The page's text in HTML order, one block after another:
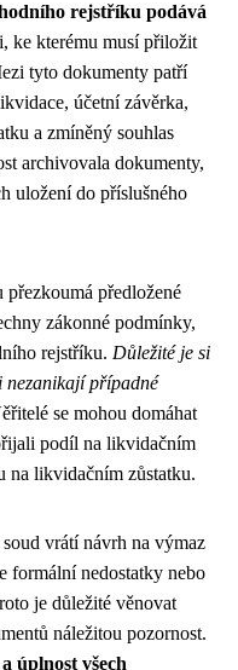
rejstříku podává
ke kterému musí přiložit
tyto dokumenty patří
účetní závěrka,
a zmíněný souhlas
archivovala dokumenty,
uložení do příslušného
předložené
zákonné podmínky,
rejstříku. Důležité je si
nezanikají případné
se mohou domáhat
podíl na likvidačním
na likvidačním zůstatku.
vrátí návrh na výmaz
formální nedostatky nebo
je důležité věnovat
náležitou pozornost.
úplnost všech